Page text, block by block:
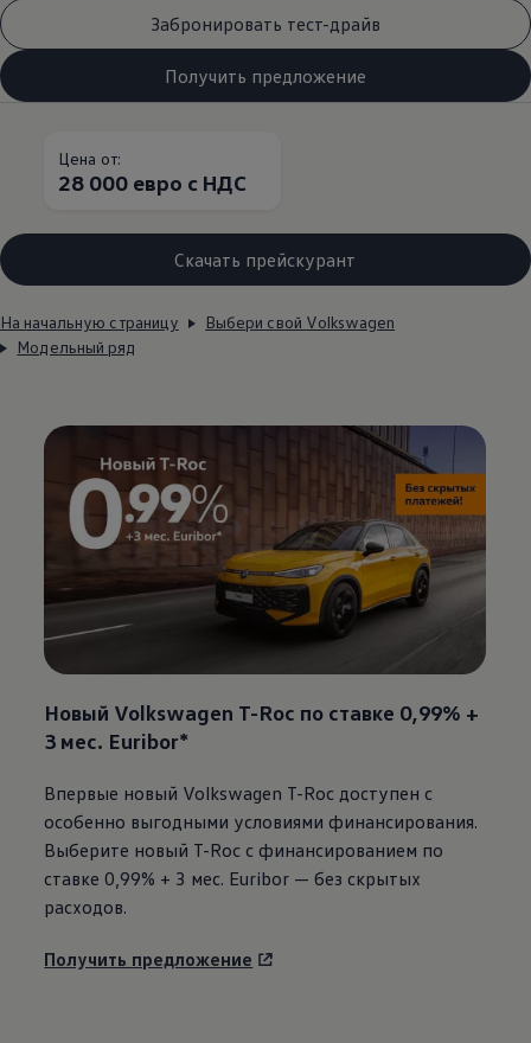
Забронировать тест-драйв
Получить предложение
Цена от:
28 000 евро с НДС
Скачать прейскурант
На начальную страницу
Выбери свой Volkswagen
Модельный ряд
Новый Volkswagen T-Roc по ставке 0,99% +
3 мес. Euribor*
Впервые новый Volkswagen T-Roc доступен с
особенно выгодными условиями финансирования.
Выберите новый T-Roc с финансированием по
ставке 0,99% + 3 мес. Euribor — без скрытых
расходов.
Получить предложение